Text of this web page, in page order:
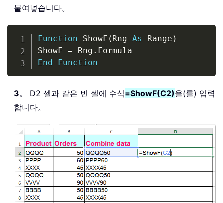
붙여넣습니다。
Function ShowF ( Rng As Range )
ShowF = Rng .
End
Function
3。 D2 셀과 같은 빈 셀에 수식=ShowF(C2)을(를) 입력
합니다。